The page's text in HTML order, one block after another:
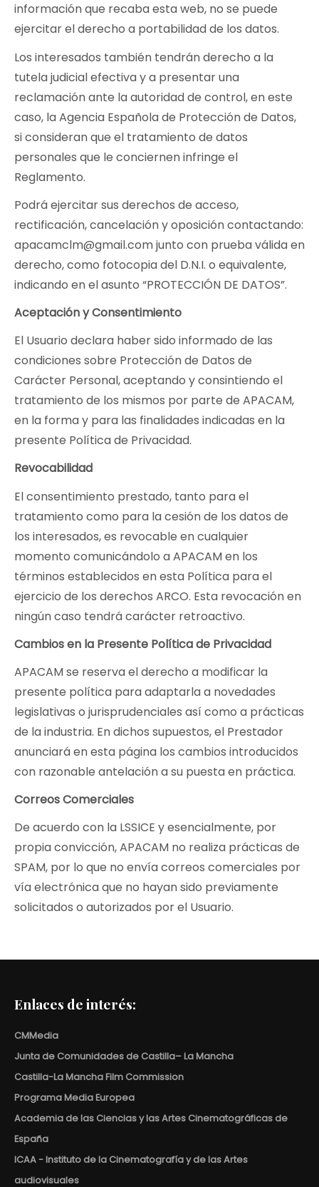
información que recaba esta web, no se puede
ejercitar el derecho a portabilidad de los datos.
Los interesados también tendrán derecho a la
tutela judicial efectiva y a presentar una
reclamación ante la autoridad de control, en este
caso, la Agencia Española de Protección de Datos,
si consideran que el tratamiento de datos
personales que le conciernen infringe el
Reglamento.
Podrá ejercitar sus derechos de acceso,
rectificación, cancelación y oposición contactando:
apacamclm@gmail.com junto con prueba válida en
derecho, como fotocopia del D.N.I. o equivalente,
indicando en el asunto “PROTECCIÓN DE DATOS”.
Aceptación y Consentimiento
El Usuario declara haber sido informado de las
condiciones sobre Protección de Datos de
Carácter Personal, aceptando y consintiendo el
tratamiento de los mismos por parte de APACAM,
en la forma y para las finalidades indicadas en la
presente Política de Privacidad.
Revocabilidad
El consentimiento prestado, tanto para el
tratamiento como para la cesión de los datos de
los interesados, es revocable en cualquier
momento comunicándolo a APACAM en los
términos establecidos en esta Política para el
ejercicio de los derechos ARCO. Esta revocación en
ningún caso tendrá carácter retroactivo.
Cambios en la Presente Política de Privacidad
APACAM se reserva el derecho a modificar la
presente política para adaptarla a novedades
legislativas o jurisprudenciales así como a prácticas
de la industria. En dichos supuestos, el Prestador
anunciará en esta página los cambios introducidos
con razonable antelación a su puesta en práctica.
Correos Comerciales
De acuerdo con la LSSICE y esencialmente, por
propia convicción, APACAM no realiza prácticas de
SPAM, por lo que no envía correos comerciales por
vía electrónica que no hayan sido previamente
solicitados o autorizados por el Usuario.
Enlaces de interés:
CMMedia
Junta de Comunidades de Castilla– La Mancha
Castilla-La Mancha Film Commission
Programa Media Europea
Academia de las Ciencias y las Artes Cinematográficas de
España
ICAA - Instituto de la Cinematografía y de las Artes
audiovisuales